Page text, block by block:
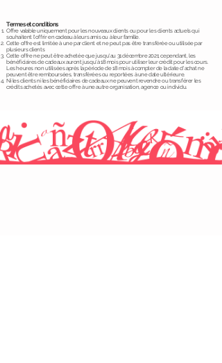
Termes et conditions
Offre valable uniquement pour les nouveaux clients ou pour les clients actuels qui
souhaitent l'offrir en cadeau à leurs amis ou à leur famille.
Cette offre est limitée à une par client et ne peut pas être transférée ou utilisée par
plusieurs clients
Cette offre ne peut être achetée que jusqu'au 31 décembre 2021; cependant, les
bénéficiaires de cadeaux auront jusqu'à 18 mois pour utiliser leur crédit pour les cours.
Les heures non utilisées après la période de 18 mois à compter de la date d'achat ne
peuvent être remboursées, transférées ou reportées à une date ultérieure.
Ni les clients ni les bénéficiaires de cadeaux ne peuvent revendre ou transférer les
crédits achetés avec cette offre à une autre organisation, agence ou individu.